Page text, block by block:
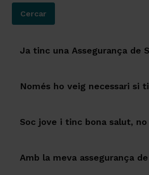
Cercar
Ja tinc una Assegurança de
Només ho veig necessari si
Soc jove i tinc bona salut,
Amb la meva assegurança